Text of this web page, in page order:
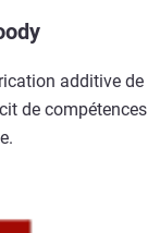
additive de
de compétences